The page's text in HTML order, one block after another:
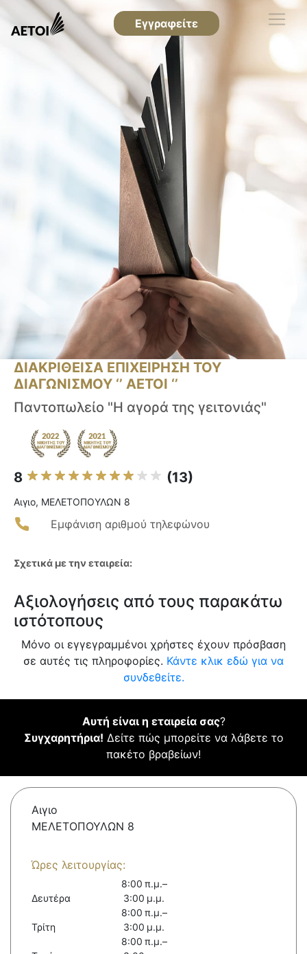
Εγγραφείτε
ΔΙΑΚΡΙΘΕΙΣΑ ΕΠΙΧΕΙΡΗΣΗ ΤΟΥ
ΔΙΑΓΩΝΙΣΜΟΥ ‘’ ΑΕΤΟΙ ‘’
Παντοπωλείο "Η αγορά της γειτονιάς"
8 (13)
Αιγιο, ΜΕΛΕΤΟΠΟΥΛΩΝ 8
Εμφάνιση αριθμού τηλεφώνου
Σχετικά με την εταιρεία:
Αξιολογήσεις από τους παρακάτω
ιστότοπους
Μόνο οι εγγεγραμμένοι χρήστες έχουν πρόσβαση
σε αυτές τις πληροφορίες. Κάντε κλικ εδώ για να
συνδεθείτε.
Αυτή είναι η εταιρεία σας?
Συγχαρητήρια! Δείτε πώς μπορείτε να λάβετε το
πακέτο βραβείων!
Αιγιο
ΜΕΛΕΤΟΠΟΥΛΩΝ 8
Ώρες λειτουργίας:
Δευτέρα
8:00 π.μ.–
3:00 μ.μ.
Τρίτη
8:00 π.μ.–
3:00 μ.μ.
8:00 π.μ.–